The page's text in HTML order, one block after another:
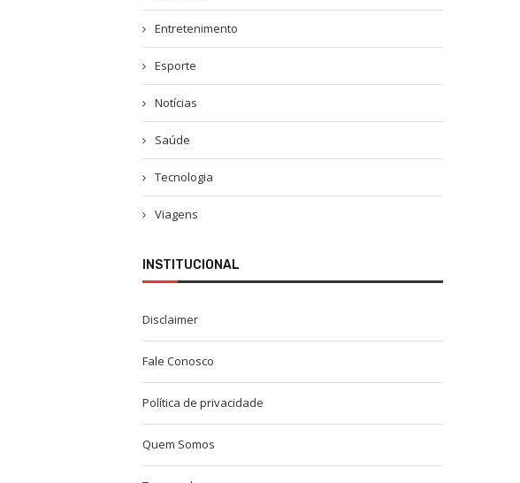
Entretenimento
Esporte
Notícias
Saúde
Tecnologia
Viagens
INSTITUCIONAL
Disclaimer
Fale Conosco
Política de privacidade
Quem Somos